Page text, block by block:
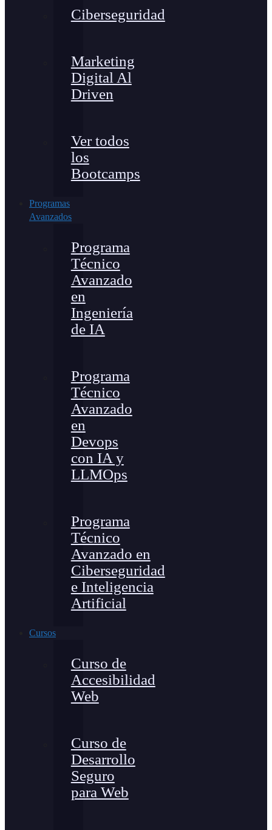
Ciberseguridad
Marketing
Digital Al
Driven
Ver todos
los
Bootcamps
Programas
Avanzados
Programa
Técnico
Avanzado
en
Ingeniería
de IA
Programa
Técnico
Avanzado
en
Devops
con IA y
LLMOps
Programa
Técnico
Avanzado en
Ciberseguridad
e Inteligencia
Artificial
Cursos
Curso de
Accesibilidad
Web
Curso de
Desarrollo
Seguro
para Web